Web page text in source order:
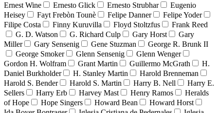
Ernest Wine
Ernesto Glick Ernesto Strubhar
Eugenio
Heisey
Fayt Frebòn Tounè Felipe Danner
Felipe Yoder
Filipe Costa
Finny Kuruvilla Floyd Stoltzfus
Frank Reed
G. D. Watson
G. Richard Culp Gary Horst
Gary
Miller
Gary Sensenig Gene Stuzman
George R. Brunk II
George Smoker
Glenn Sensenig
Glenn Wenger
Gordon H. Wolfram
Grant Martin Guillermo McGrath
H.
Daniel Burkholder
H. Stanley Martin
Harold Brenneman
Harold S. Bender
Harold S. Martin Harry B. Nell
Harry E.
Sellers
Harry Erb Harvey Mast Henry Ramos
Heralds
of Hope
Hope Singers Howard Bean
Howard Horst